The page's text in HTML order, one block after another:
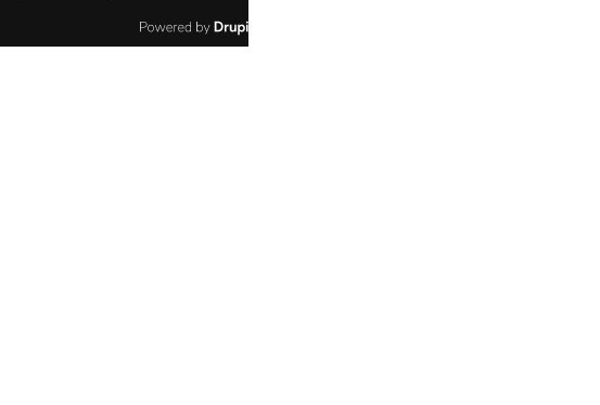
agua y soportó las bajas temperaturas de los
últimos días: "Son dificultades que pudieron